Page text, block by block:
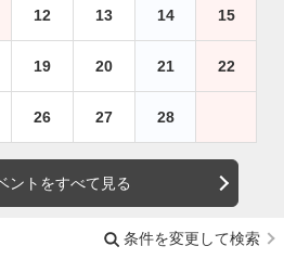
12 13 14 15
19 20 21 22
26 27 28
ントをすべて見る
条件を変更して検索